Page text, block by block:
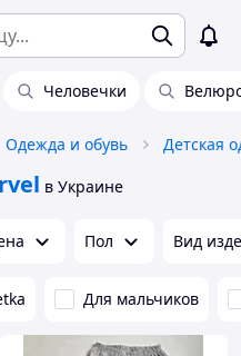
Человечки
Одежда и обувь Детская
в Украине
Пол Вид
Для мальчиков